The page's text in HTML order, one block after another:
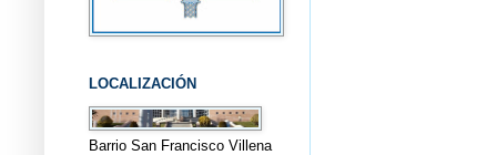
LOCALIZACIÓN
Barrio San Francisco Villena